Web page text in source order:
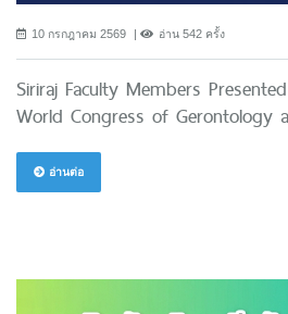
10 กรกฎาคม 2569 อ่าน 542 ครั้ง
Siriraj Faculty Members
World Congress of Gerontology
อ่านต่อ